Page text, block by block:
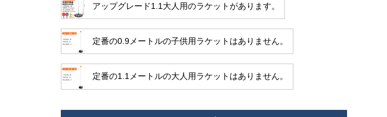
アップグレード1.1大人用のラケットがあります。
定番の0.9メートルの子供用ラケットはありません。
定番の1.1メートルの大人用ラケットはありません。